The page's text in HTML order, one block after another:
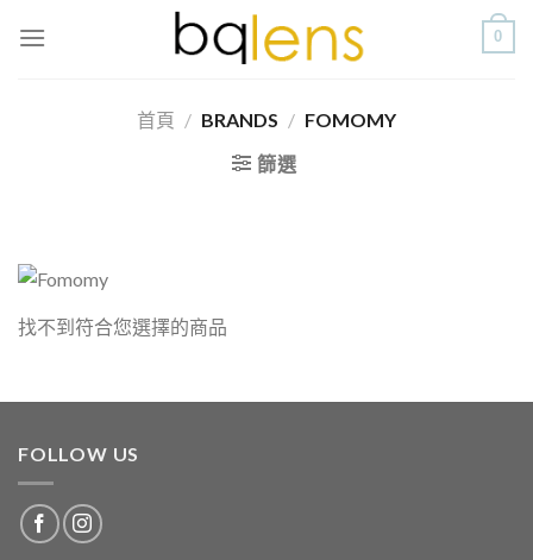
0
首頁 / BRANDS / FOMOMY
篩選
找不到符合您選擇的商品
FOLLOW US